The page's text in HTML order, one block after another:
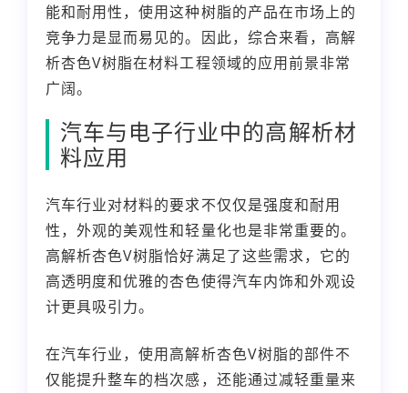
能和耐用性，使用这种树脂的产品在市场上的
竞争力是显而易见的。因此，综合来看，高解
析杏色V树脂在材料工程领域的应用前景非常
广阔。
汽车与电子行业中的高解析材
料应用
汽车行业对材料的要求不仅仅是强度和耐用
性，外观的美观性和轻量化也是非常重要的。
高解析杏色V树脂恰好满足了这些需求，它的
高透明度和优雅的杏色使得汽车内饰和外观设
计更具吸引力。
在汽车行业，使用高解析杏色V树脂的部件不
仅能提升整车的档次感，还能通过减轻重量来